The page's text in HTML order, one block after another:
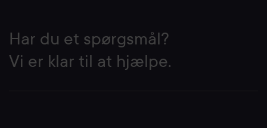
Har du et spørgsmål?
Vi er klar til at hjælpe.